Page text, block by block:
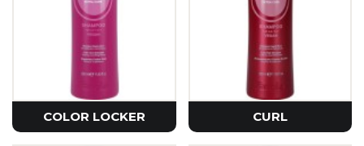
COLOR LOCKER CURL